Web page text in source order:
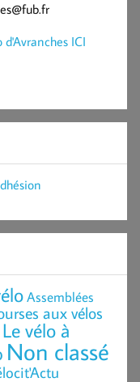
ICI
Assemblées
aux vélos
Le vélo à
Non classé